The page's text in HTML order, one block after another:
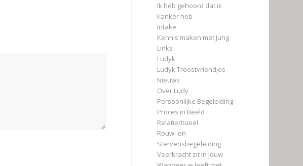
Ik heb gehoord dat ik
kanker heb
Intake
Kennis maken met Jung
Links
Ludyk
Ludyk Troostvriendjes
Nieuws
Over Ludy
Persoonlijke Begeleiding
Proces in Beeld
Relatieritueel
Rouw- en
Stervensbegeleiding
Veerkracht zit in jouw